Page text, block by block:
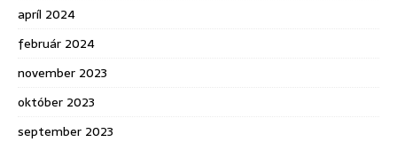
apríl 2024
február 2024
november 2023
október 2023
september 2023